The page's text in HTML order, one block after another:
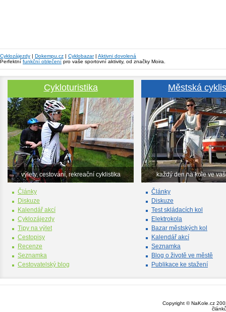
Cyklozájezdy | Dokempu.cz | Cyklobazar| Aktivni dovolená
Perfektní funkční oblečení pro vaše sportovní aktivity, od značky Moira.
Cykloturistika
výlety, cestování, rekreační cyklistika
Články
Diskuze
Kalendář akcí
Cyklozájezdy
Tipy na výlet
Cestopisy
Recenze
Seznamka
Cestovatelský blog
Městská
každý den na kole ve
Články
Diskuze
Test skládacích kol
Elektrokola
Bazar městských kol
Kalendář akcí
Seznamka
Blog o životě ve městě
Publikace ke stažení
Copyright © NaKole.cz